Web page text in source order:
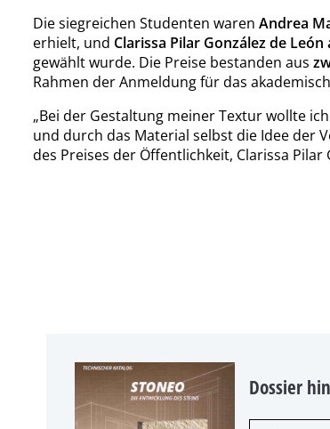
Die siegreichen Studenten waren Andrea
erhielt, und Clarissa Pilar González de León
gewählt wurde. Die Preise bestanden aus
Rahmen der Anmeldung für das
„Bei der Gestaltung meiner Textur wollte
und durch das Material selbst die Idee der
des Preises der Öffentlichkeit, Clarissa Pilar
Dossier